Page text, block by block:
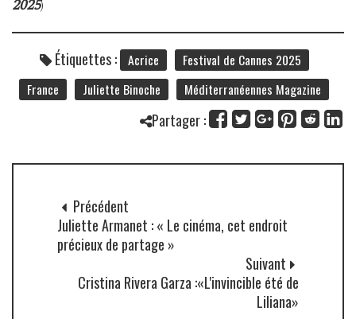
2025)
Étiquettes : Acrice
Festival de Cannes 2025
France
Juliette Binoche Méditerranéennes Magazine
Partager :
Précédent
Juliette Armanet : « Le cinéma, cet endroit
précieux de partage »
Suivant
Cristina Rivera Garza :«L'invincible été de
Liliana»